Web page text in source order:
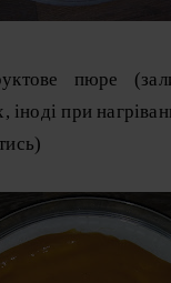
пюре
іноді при